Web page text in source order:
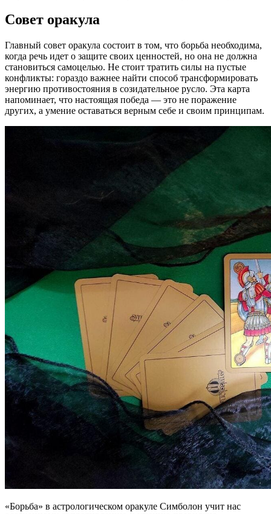
Совет оракула
Главный совет оракула состоит в том, что борьба необходима,
когда речь идет о защите своих ценностей, но она не должна
становиться самоцелью. Не стоит тратить силы на пустые
конфликты: гораздо важнее найти способ трансформировать
энергию противостояния в созидательное русло. Эта карта
напоминает, что настоящая победа — это не поражение
других, а умение оставаться верным себе и своим принципам.
«Борьба» в астрологическом оракуле Симболон учит нас